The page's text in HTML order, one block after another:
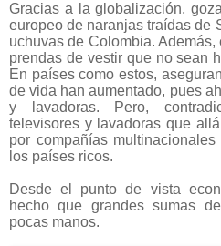
Gracias a la globalización,
europeo de naranjas traídas de
uchuvas de Colombia.
prendas de vestir que no sean
En países como estos,
de vida han aumentado, pues
y lavadoras. Pero,
televisores y lavadoras que
por compañías
los países ricos.
Desde el punto de vista
hecho que grandes sumas
pocas manos.